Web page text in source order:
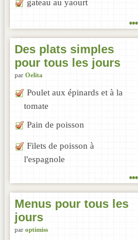
gateau au yaourt
...
Des plats simples
pour tous les jours
par Oelita
Poulet aux épinards et à la
tomate
Pain de poisson
Filets de poisson à
l'espagnole
...
Menus pour tous les
jours
par optimiss